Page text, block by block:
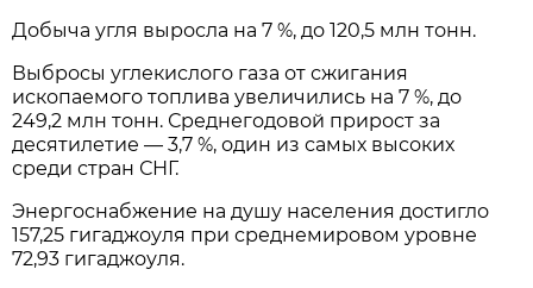
Добыча угля выросла на 7 %, до 120,5 млн тонн.
Выбросы углекислого газа от сжигания
ископаемого топлива увеличились на 7 %, до
249,2 млн тонн. Среднегодовой прирост за
десятилетие — 3,7 %, один из самых высоких
среди стран СНГ.
Энергоснабжение на душу населения достигло
157,25 гигаджоуля при среднемировом уровне
72,93 гигаджоуля.